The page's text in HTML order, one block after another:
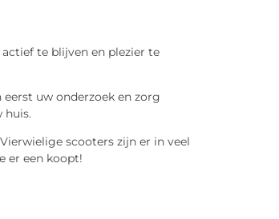
te blijven en plezier te
uw onderzoek en zorg
huis.
scooters zijn er in veel
er een koopt!